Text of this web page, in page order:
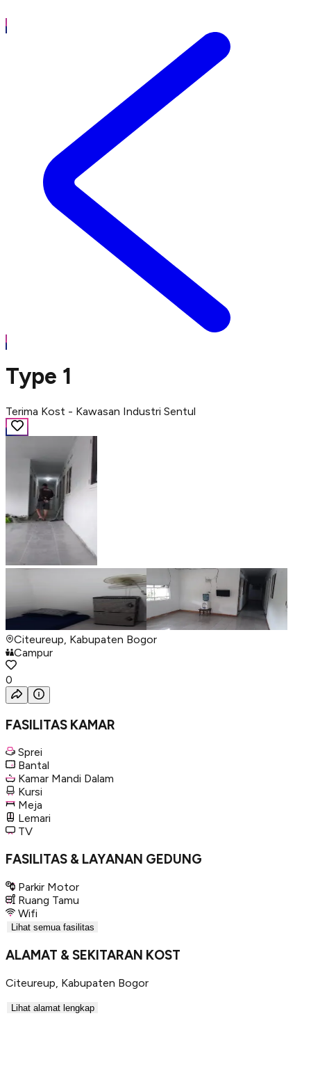
Type 1
Terima Kost - Kawasan Industri Sentul
Citeureup, Kabupaten Bogor
Campur
0
FASILITAS KAMAR
Sprei
Bantal
Kamar Mandi Dalam
Kursi
Meja
Lemari
TV
FASILITAS & LAYANAN GEDUNG
Parkir Motor
Ruang Tamu
Wifi
Lihat semua fasilitas
ALAMAT & SEKITARAN KOST
Citeureup Kabupaten Bogor
Lihat alamat lengkap